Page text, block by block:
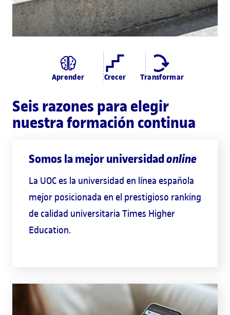
Aprender Crecer Transformar
Seis razones para elegir
nuestra formación continua
Somos la mejor universidadonline
La UOC es la universidad en línea española
mejor posicionada en el prestigioso ranking
de calidad universitaria Times Higher
Education.